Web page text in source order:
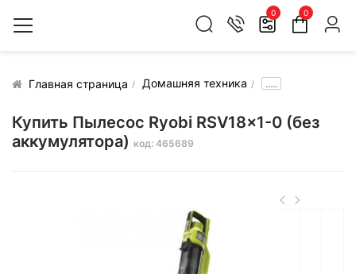
0 0
Главная страница Домашняя техника .....
Купить Пылесос Ryobi RSV18x1-0 (без
аккумулятора) код: 465689